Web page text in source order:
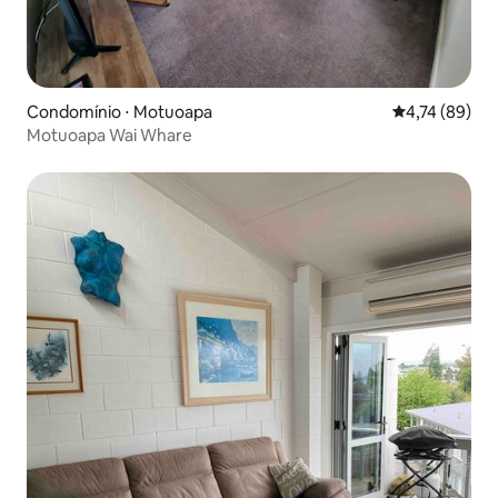
Condomínio ⋅ Motuoapa 4,74 de uma
4,74 (89)
Motuoapa Wai Whare